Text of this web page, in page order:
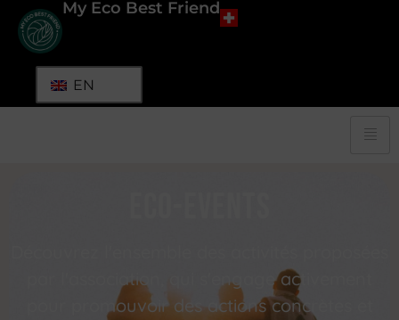
My Eco Best Friend
EN
par l'association, qui s'engage activement
pour promouvoir des actions concrètes et